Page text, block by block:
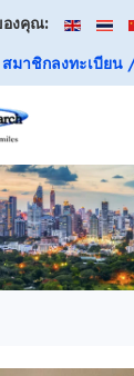
องคุณ:
สมาชิกลงทะเบียน